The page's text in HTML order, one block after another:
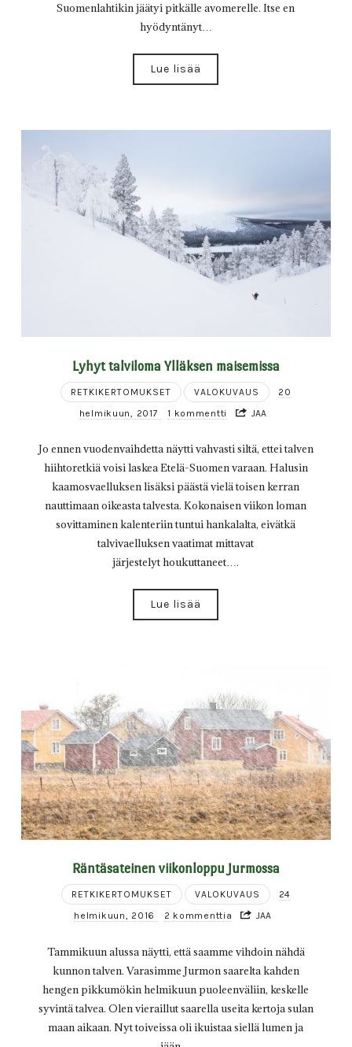
Suomenlahtikin jäätyi pitkälle avomerelle. Itse en
hyödyntänyt…
Lue lisää
Lyhyt talviloma Ylläksen maisemissa
RETKIKERTOMUKSET VALOKUVAUS
20
helmikuun, 2017
1 kommentti JAA
Jo ennen vuodenvaihdetta näytti vahvasti siltä, ettei talven
hiihtoretkiä voisi laskea Etelä-Suomen varaan. Halusin
kaamosvaelluksen lisäksi päästä vielä toisen kerran
nauttimaan oikeasta talvesta. Kokonaisen viikon loman
sovittaminen kalenteriin tuntui hankalalta, eivätkä
talvivaelluksen vaatimat mittavat
järjestelyt houkuttaneet….
Lue lisää
Räntäsateinen viikonloppu Jurmossa
RETKIKERTOMUKSET VALOKUVAUS
24
helmikuun, 2016
2 kommenttia JAA
Tammikuun alussa näytti, että saamme vihdoin nähdä
kunnon talven. Varasimme Jurmon saarelta kahden
hengen pikkumökin helmikuun puoleenväliin, keskelle
syvintä talvea. Olen vieraillut saarella useita kertoja sulan
maan aikaan. Nyt toiveissa oli ikuistaa siellä lumen ja